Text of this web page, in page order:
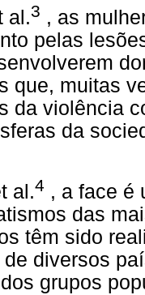
al.3 , as
pelas
que, muitas
da violência
da
al.4 , a face é
das
têm sido
diversos
grupos